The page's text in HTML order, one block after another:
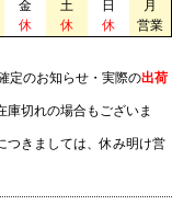
金 土 日
月
休 休 休
営業
定のお知らせ・実際の出荷
切れの場合もございま
きましては、休み明け営